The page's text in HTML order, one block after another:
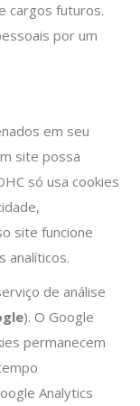
cargos futuros.
por um
em seu
site possa
só usa cookies
site funcione
analíticos.
de análise
). O Google
permanecem
Analytics